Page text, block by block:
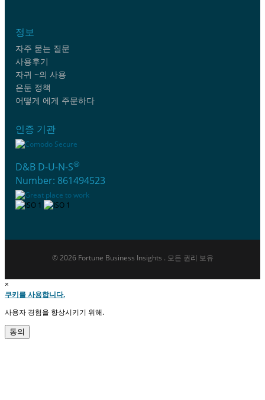
정보
자주 묻는 질문
사용후기
자귀 ~의 사용
은둔 정책
어떻게 에게 주문하다
인증 기관
D&B D-U-N-S®
Number: 861494523
© 2026 Fortune Business Insights . 모든 권리 보유
×
쿠키를 사용합니다.
사용자 경험을 향상시키기 위해.
동의